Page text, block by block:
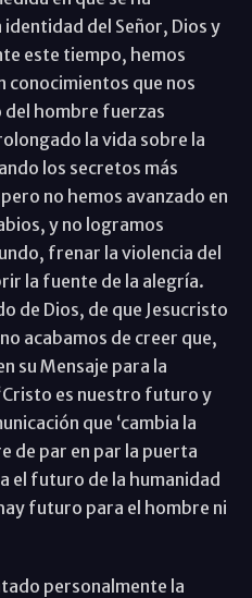
del Señor, Dios y
este tiempo, hemos
conocimientos que nos
hombre fuerzas
la vida sobre la
los secretos más
no hemos avanzado en
y no logramos
frenar la violencia del
la fuente de la alegría.
de Dios, de que Jesucristo
acabamos de creer que,
su Mensaje para la
es nuestro futuro y
que ‘cambia la
de par en par la puerta
el futuro de la humanidad
futuro para el hombre ni
personalmente la